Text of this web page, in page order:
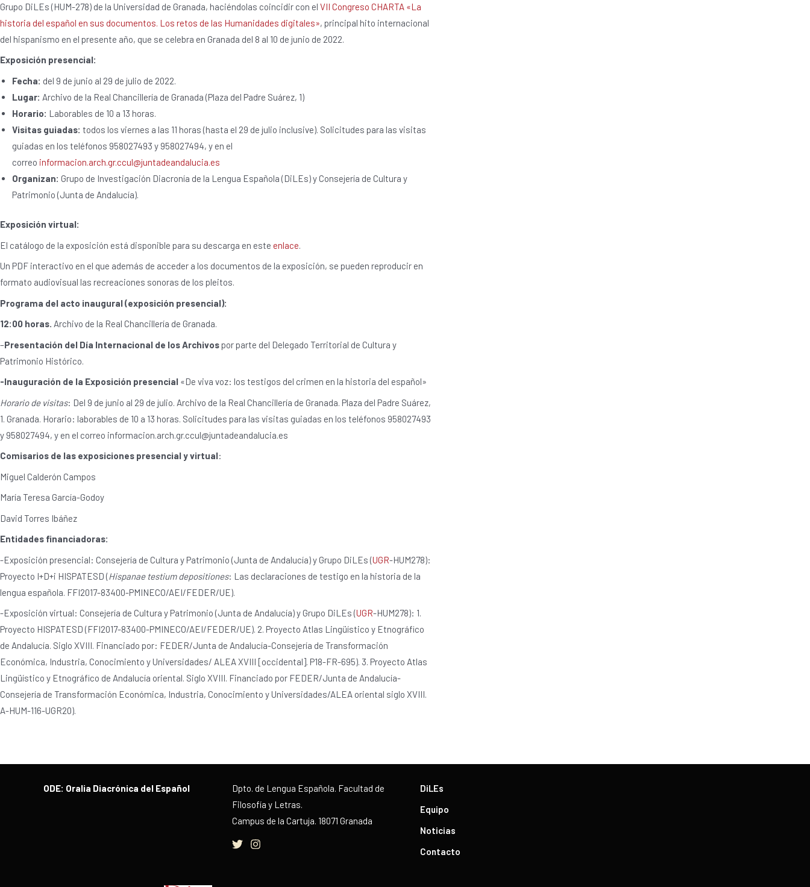
Grupo DiLEs (HUM-278) de la Universidad de Granada, haciéndolas coincidir con el VII Congreso CHARTA «La
historia del español en sus documentos. Los retos de las Humanidades digitales», principal hito internacional
del hispanismo en el presente año, que se celebra en Granada del 8 al 10 de junio de 2022.
Exposición presencial:
Fecha: del 9 de junio al 29 de julio de 2022.
Lugar: Archivo de la Real Chancillería de Granada (Plaza del Padre Suárez, 1)
Horario: Laborables de 10 a 13 horas.
Visitas guiadas: todos los viernes a las 11 horas (hasta el 29 de julio inclusive). Solicitudes para las visitas
guiadas en los teléfonos 958027493 y 958027494, y en el
correo informacion.arch.gr.ccul@juntadeandalucia.es
Organizan: Grupo de Investigación Diacronía de la Lengua Española (DiLEs) y Consejería de Cultura y
Patrimonio (Junta de Andalucía).
Exposición virtual:
El catálogo de la exposición está disponible para su descarga en este enlace.
Un PDF interactivo en el que además de acceder a los documentos de la exposición, se pueden reproducir en
formato audiovisual las recreaciones sonoras de los pleitos.
Programa del acto inaugural (exposición presencial):
12:00 horas. Archivo de la Real Chancillería de Granada.
–Presentación del Día Internacional de los Archivos por parte del Delegado Territorial de Cultura y
Patrimonio Histórico.
-Inauguración de la Exposición presencial «De viva voz: los testigos del crimen en la historia del español»
Horario de visitas: Del 9 de junio al 29 de julio. Archivo de la Real Chancillería de Granada. Plaza del Padre Suárez,
1. Granada. Horario: laborables de 10 a 13 horas. Solicitudes para las visitas guiadas en los teléfonos 958027493
y 958027494, y en el correo informacion.arch.gr.ccul@juntadeandalucia.es
Comisarios de las exposiciones presencial y virtual:
Miguel Calderón Campos
María Teresa García-Godoy
David Torres Ibáñez
Entidades financiadoras:
-Exposición presencial: Consejería de Cultura y Patrimonio (Junta de Andalucía) y Grupo DiLEs (UGR-HUM278):
Proyecto I+D+i HISPATESD (Hispanae testium depositiones: Las declaraciones de testigo en la historia de la
lengua española. FFI2017-83400-PMINECO/AEI/FEDER/UE).
-Exposición virtual: Consejería de Cultura y Patrimonio (Junta de Andalucía) y Grupo DiLEs (UGR-HUM278): 1.
Proyecto HISPATESD (FFI2017-83400-PMINECO/AEI/FEDER/UE). 2. Proyecto Atlas Lingüístico y Etnográfico
de Andalucía. Siglo XVIII. Financiado por: FEDER/Junta de Andalucía-Consejería de Transformación
Económica, Industria, Conocimiento y Universidades/ ALEA XVIII [occidental]. P18-FR-695). 3. Proyecto Atlas
Lingüístico y Etnográfico de Andalucía oriental. Siglo XVIII. Financiado por FEDER/Junta de Andalucía-
Consejería de Transformación Económica, Industria, Conocimiento y Universidades/ALEA oriental siglo XVIII.
A-HUM-116-UGR20).
ODE: Oralia Diacrónica del Español
Dpto. de Lengua Española. Facultad de
Filosofía y Letras.
Campus de la Cartuja. 18071 Granada
DiLEs
Equipo
Noticias
Contacto